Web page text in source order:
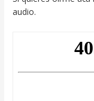
audio.